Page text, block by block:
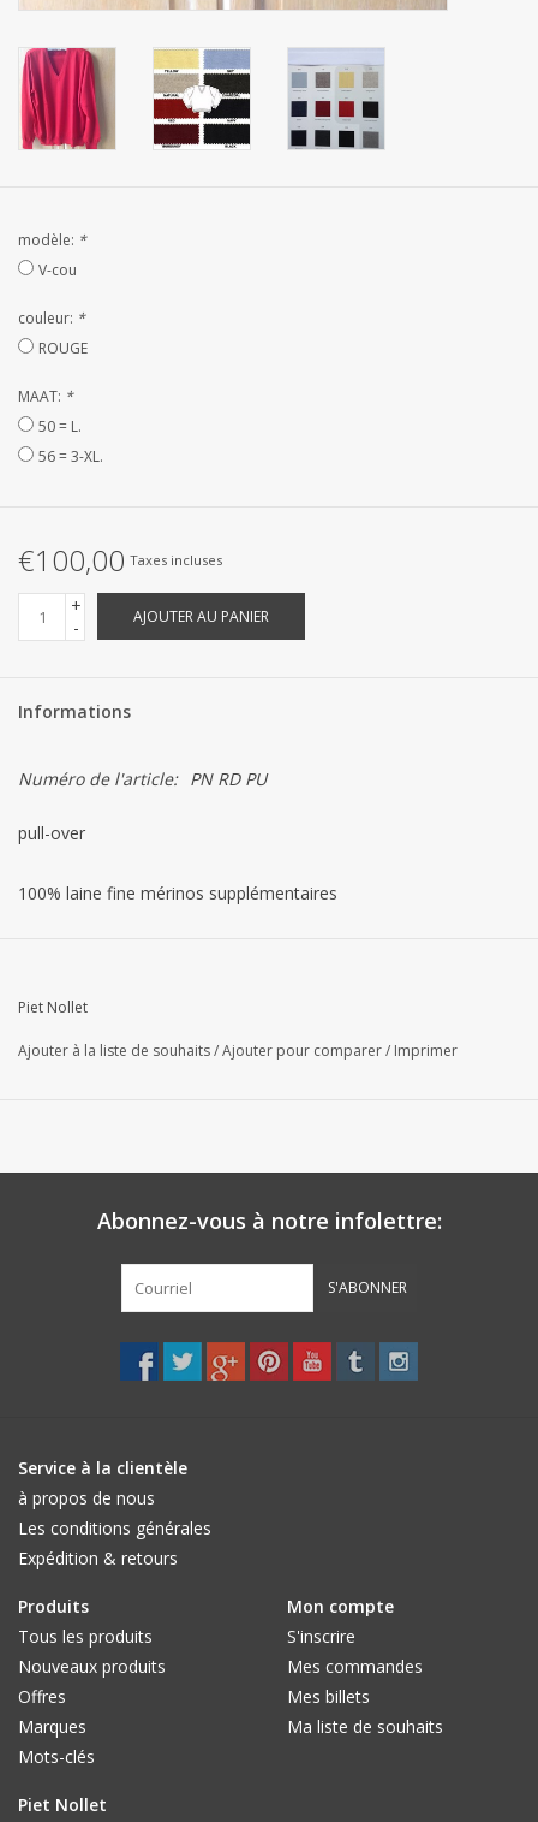
costume
Tissus au mètre
ARTICLES CADEAUX
Yacht et voiliers, serviettes
Vêtements d'intérieur et de
nuit (FEMMES)
modèle: *
V-cou
couleur: *
ROUGE
MAAT: *
50 = L.
56 = 3-XL.
€100,00 Taxes incluses
+
-
AJOUTER AU PANIER
Informations
Numéro de l'article: PN RD PU
pull-over
100% laine fine mérinos supplémentaires
Piet Nollet
Ajouter à la liste de souhaits/Ajouter pour comparer/ Imprimer
Abonnez-vous à notre infolettre:
S'ABONNER
Service à la clientèle
à propos de nous
Les conditions générales
Expédition & retours
Produits
Tous les produits
Nouveaux produits
Offres
Marques
Mots-clés
Mon compte
S'inscrire
Mes commandes
Mes billets
Ma liste de souhaits
Piet Nollet